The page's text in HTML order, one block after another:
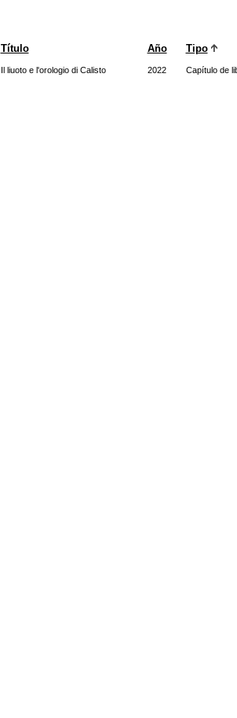
Título Año Tipo
Il liuoto e l'orologio di Calisto 2022 Capítulo de